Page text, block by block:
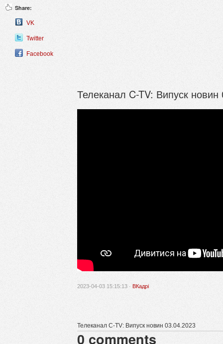
Share:
VK
Twitter
Facebook
Телеканал C-TV: Випуск
2023-04-03 15:15:13 · ВКадрі
Телеканал C-TV: Випуск новин 03.04.2023
0 comments